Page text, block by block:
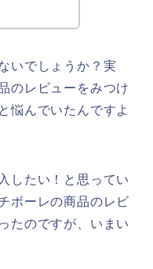
いでしょうか？実
のレビューをみつけ
悩んでいたんですよ
したい！と思ってい
ボーレの商品のレビ
たのですが、いまい